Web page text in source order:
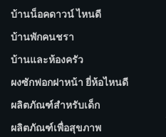
บ้านน็อคดาวน์ ไหนดี
บ้านพักคนชรา
บ้านและห้องครัว
ผงซักฟอกฝาหน้า ยี่ห้อไหนดี
ผลิตภัณฑ์สำหรับเด็ก
ผลิตภัณฑ์เพื่อสุขภาพ